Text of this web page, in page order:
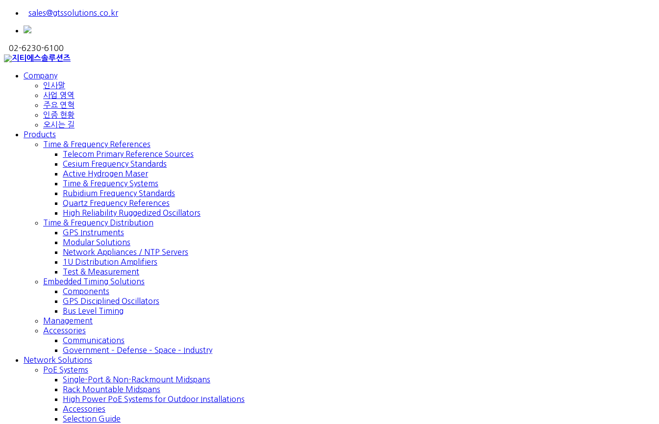
sales@gtssolutions.co.kr
02-6230-6100
Company
인사말
사업 영역
주요 연혁
인증 현황
오시는 길
Products
Time & Frequency References
Telecom Primary Reference Sources
Cesium Frequency Standards
Active Hydrogen Maser
Time & Frequency Systems
Rubidium Frequency Standards
Quartz Frequency References
High Reliability Ruggedized Oscillators
Time & Frequency Distribution
GPS Instruments
Modular Solutions
Network Appliances / NTP Servers
1U Distribution Amplifiers
Test & Measurement
Embedded Timing Solutions
Components
GPS Disciplined Oscillators
Bus Level Timing
Management
Accessories
Communications
Government – Defense – Space – Industry
Network Solutions
PoE Systems
Single-Port & Non-Rackmount Midspans
Rack Mountable Midspans
High Power PoE Systems for Outdoor Installations
Accessories
Selection Guide